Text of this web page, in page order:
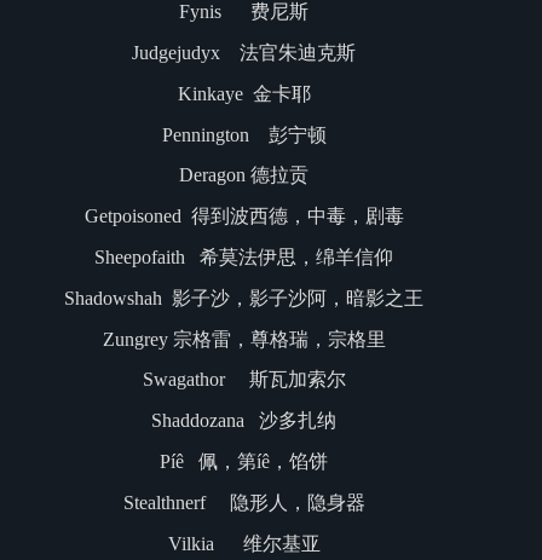
Fynis 费尼斯
Judgejudyx 法官朱迪克斯
Kinkaye 金卡耶
Pennington 彭宁顿
Deragon 德拉贡
Getpoisoned 得到波西德，中毒，剧毒
Sheepofaith 希莫法伊思，绵羊信仰
Shadowshah 影子沙，影子沙阿，暗影之王
Zungrey 宗格雷，尊格瑞，宗格里
Swagathor 斯瓦加索尔
Shaddozana 沙多扎纳
Píê 佩，第íê，馅饼
Stealthnerf 隐形人，隐身器
Vilkia 维尔基亚